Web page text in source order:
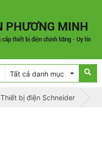
Tất cả danh mục
Thiết bị điện Schneider